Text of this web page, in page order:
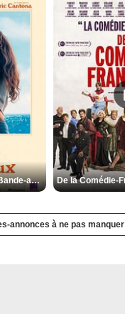
Les Matins merveilleux Bande-annonce VF
annonces à ne pas manquer